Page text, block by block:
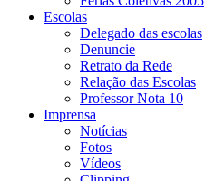
Escolas
Delegado das escolas
Denuncie
Retrato da Rede
Relação das Escolas
Professor Nota 10
Imprensa
Notícias
Fotos
Vídeos